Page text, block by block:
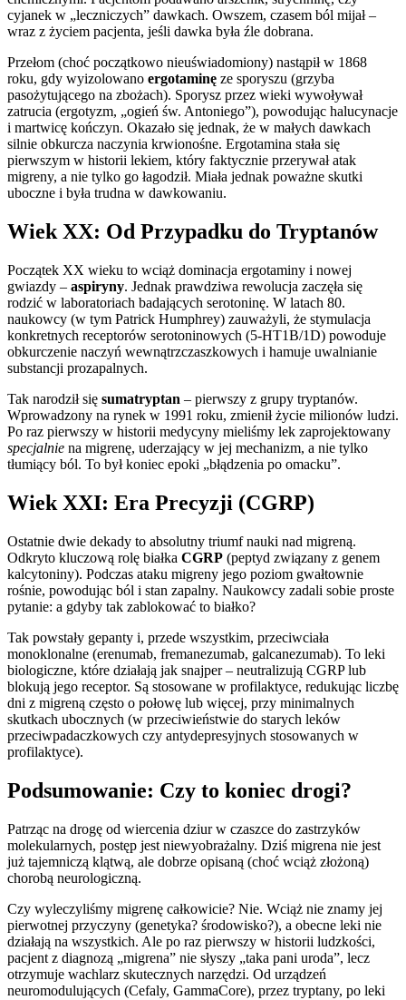
cyjanek w „leczniczych” dawkach. Owszem, czasem ból mijał –
wraz z życiem pacjenta, jeśli dawka była źle dobrana.
Przełom (choć początkowo nieuświadomiony) nastąpił w 1868
roku, gdy wyizolowano ergotaminę ze sporyszu (grzyba
pasożytującego na zbożach). Sporysz przez wieki wywoływał
zatrucia (ergotyzm, „ogień św. Antoniego”), powodując halucynacje
i martwicę kończyn. Okazało się jednak, że w małych dawkach
silnie obkurcza naczynia krwionośne. Ergotamina stała się
pierwszym w historii lekiem, który faktycznie przerywał atak
migreny, a nie tylko go łagodził. Miała jednak poważne skutki
uboczne i była trudna w dawkowaniu.
Wiek XX: Od Przypadku do Tryptanów
Początek XX wieku to wciąż dominacja ergotaminy i nowej
gwiazdy – aspiryny. Jednak prawdziwa rewolucja zaczęła się
rodzić w laboratoriach badających serotoninę. W latach 80.
naukowcy (w tym Patrick Humphrey) zauważyli, że stymulacja
konkretnych receptorów serotoninowych (5-HT1B/1D) powoduje
obkurczenie naczyń wewnątrzczaszkowych i hamuje uwalnianie
substancji prozapalnych.
Tak narodził się sumatryptan – pierwszy z grupy tryptanów.
Wprowadzony na rynek w 1991 roku, zmienił życie milionów ludzi.
Po raz pierwszy w historii medycyny mieliśmy lek zaprojektowany
specjalnie na migrenę, uderzający w jej mechanizm, a nie tylko
tłumiący ból. To był koniec epoki „błądzenia po omacku”.
Wiek XXI: Era Precyzji (CGRP)
Ostatnie dwie dekady to absolutny triumf nauki nad migreną.
Odkryto kluczową rolę białka CGRP (peptyd związany z genem
kalcytoniny). Podczas ataku migreny jego poziom gwałtownie
rośnie, powodując ból i stan zapalny. Naukowcy zadali sobie proste
pytanie: a gdyby tak zablokować to białko?
Tak powstały gepanty i, przede wszystkim, przeciwciała
monoklonalne (erenumab, fremanezumab, galcanezumab). To leki
biologiczne, które działają jak snajper – neutralizują CGRP lub
blokują jego receptor. Są stosowane w profilaktyce, redukując liczbę
dni z migreną często o połowę lub więcej, przy minimalnych
skutkach ubocznych (w przeciwieństwie do starych leków
przeciwpadaczkowych czy antydepresyjnych stosowanych w
profilaktyce).
Podsumowanie: Czy to koniec drogi?
Patrząc na drogę od wiercenia dziur w czaszce do zastrzyków
molekularnych, postęp jest niewyobrażalny. Dziś migrena nie jest
już tajemniczą klątwą, ale dobrze opisaną (choć wciąż złożoną)
chorobą neurologiczną.
Czy wyleczyliśmy migrenę całkowicie? Nie. Wciąż nie znamy jej
pierwotnej przyczyny (genetyka? środowisko?), a obecne leki nie
działają na wszystkich. Ale po raz pierwszy w historii ludzkości,
pacjent z diagnozą „migrena” nie słyszy „taka pani uroda”, lecz
otrzymuje wachlarz skutecznych narzędzi. Od urządzeń
neuromodulujących (Cefaly, GammaCore), przez tryptany, po leki